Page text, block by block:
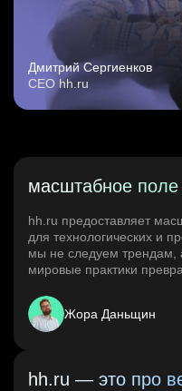
Дмитрий Сергиенков
CEO hh.ru
масштабное
hh.ru предоставляет
для технологических и
мы не следуем трендам,
мировые практики
Жора Даньщин
hh.ru — это про